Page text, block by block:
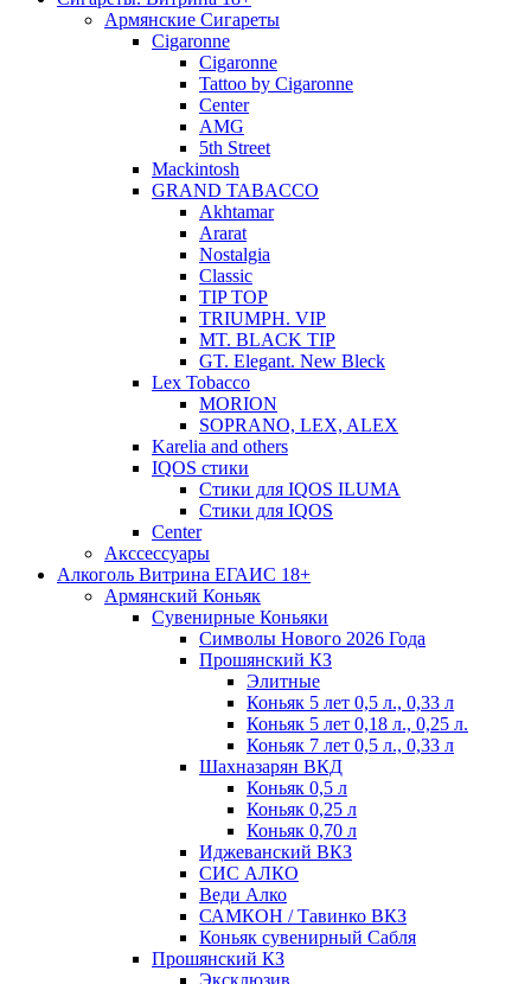
Армянские Сигареты
Cigaronne
Cigaronne
Tattoo by Cigaronne
Center
AMG
5th Street
Mackintosh
GRAND TABACCO
Akhtamar
Ararat
Nostalgia
Classic
TIP TOP
TRIUMPH. VIP
MT. BLACK TIP
GT. Elegant. New Bleck
Lex Tobacco
MORION
SOPRANO, LEX, ALEX
Karelia and others
IQOS стики
Стики для IQOS ILUMA
Стики для IQOS
Сenter
Акссессуары
Алкоголь Витрина ЕГАИС 18+
Армянский Коньяк
Сувенирные Коньяки
Символы Нового 2026 Года
Прошянский КЗ
Элитные
Коньяк 5 лет 0,5 л., 0,33 л
Коньяк 5 лет 0,18 л., 0,25 л.
Коньяк 7 лет 0,5 л., 0,33 л
Шахназарян ВКД
Коньяк 0,5 л
Коньяк 0,25 л
Коньяк 0,70 л
Иджеванский ВКЗ
СИС АЛКО
Веди Алко
САМКОН / Тавинко ВКЗ
Коньяк сувенирный Сабля
Прошянский КЗ
Эксклюзив